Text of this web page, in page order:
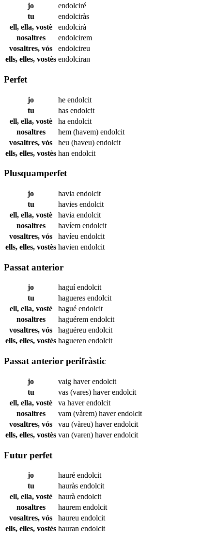
jo
endolciré
tu
endolciràs
ell, ella, vostè
endolcirà
nosaltres
endolcirem
vosaltres, vós
endolcireu
ells, elles, vostès endolciran
Perfet
jo he endolcit
tu
has endolcit
ell, ella, vostè
ha endolcit
nosaltres
hem (havem) endolcit
vosaltres, vós
heu (haveu) endolcit
ells, elles, vostès han endolcit
Plusquamperfet
jo havia endolcit
tu
havies endolcit
ell, ella, vostè
havia endolcit
nosaltres
havíem endolcit
vosaltres, vós
havíeu endolcit
ells, elles, vostès havien endolcit
Passat anterior
jo haguíendolcit
tu
hagueres endolcit
ell, ella, vostè
hagué endolcit
nosaltres
haguérem endolcit
vosaltres, vós
haguéreu endolcit
ells, elles, vostès hagueren endolcit
Passat anterior perifràstic
jo vaig haverendolcit
tu
vas (vares) haverendolcit
ell, ella, vostè
va haverendolcit
nosaltres
vam (vàrem) haverendolcit
vosaltres, vós
vau (vàreu) haverendolcit
ells, elles, vostès van (varen) haverendolcit
Futur perfet
jo hauré endolcit
tu
hauràs endolcit
ell, ella, vostè
haurà endolcit
nosaltres
haurem endolcit
vosaltres, vós
haureu endolcit
ells, elles, vostès hauran endolcit